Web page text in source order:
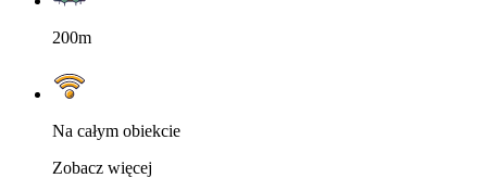
200m
Na całym obiekcie
Zobacz więcej